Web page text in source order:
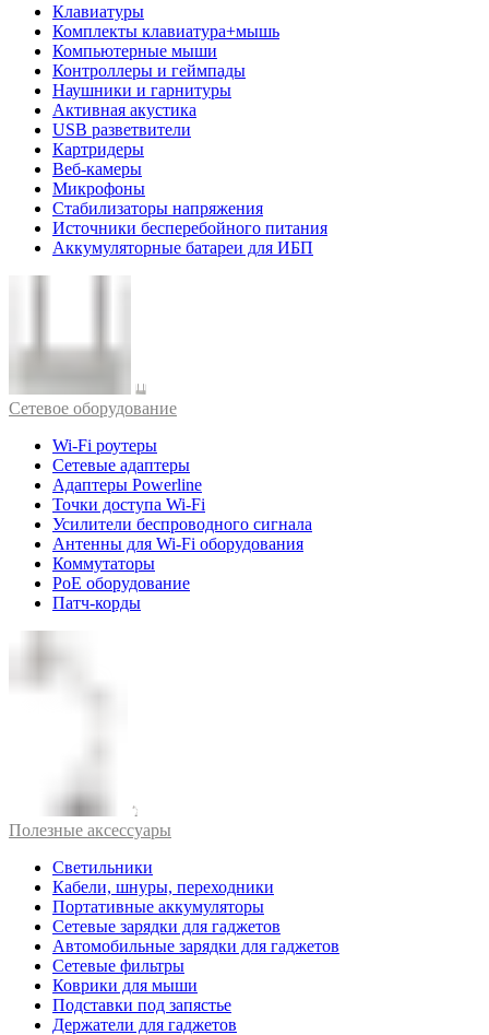
Клавиатуры
Комплекты клавиатура+мышь
Компьютерные мыши
Контроллеры и геймпады
Наушники и гарнитуры
Активная акустика
USB разветвители
Картридеры
Веб-камеры
Микрофоны
Стабилизаторы напряжения
Источники бесперебойного питания
Аккумуляторные батареи для ИБП
Cетевое оборудование
Wi-Fi роутеры
Сетевые адаптеры
Адаптеры Powerline
Точки доступа Wi-Fi
Усилители беспроводного сигнала
Антенны для Wi-Fi оборудования
Коммутаторы
PoE оборудование
Патч-корды
Полезные аксессуары
Светильники
Кабели, шнуры, переходники
Портативные аккумуляторы
Сетевые зарядки для гаджетов
Автомобильные зарядки для гаджетов
Сетевые фильтры
Коврики для мыши
Подставки под запястье
Держатели для гаджетов